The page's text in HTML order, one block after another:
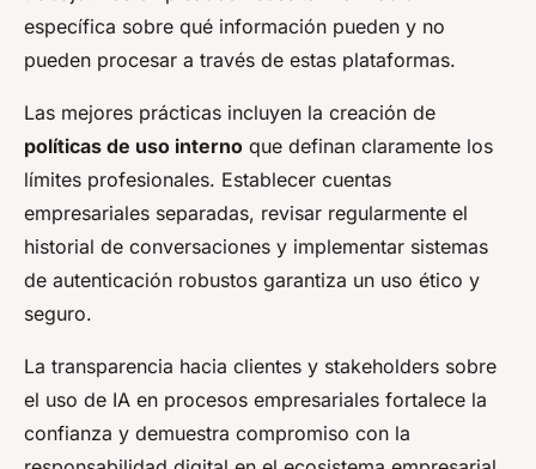
específica sobre qué información pueden y no
pueden procesar a través de estas plataformas.
Las mejores prácticas incluyen la creación de
políticas de uso interno que definan claramente los
límites profesionales. Establecer cuentas
empresariales separadas, revisar regularmente el
historial de conversaciones y implementar sistemas
de autenticación robustos garantiza un uso ético y
seguro.
La transparencia hacia clientes y stakeholders sobre
el uso de IA en procesos empresariales fortalece la
confianza y demuestra compromiso con la